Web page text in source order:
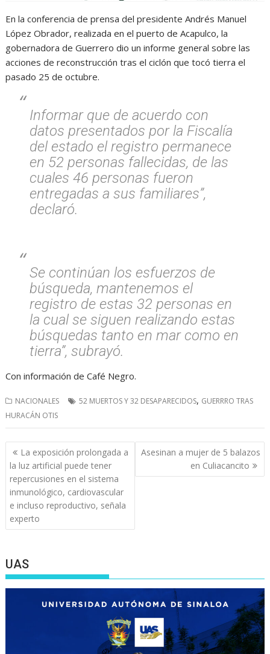
En la conferencia de prensa del presidente Andrés Manuel
López Obrador, realizada en el puerto de Acapulco, la
gobernadora de Guerrero dio un informe general sobre las
acciones de reconstrucción tras el ciclón que tocó tierra el
pasado 25 de octubre.
Informar que de acuerdo con
datos presentados por la Fiscalía
del estado el registro permanece
en 52 personas fallecidas, de las
cuales 46 personas fueron
entregadas a sus familiares”,
declaró.
Se continúan los esfuerzos de
búsqueda, mantenemos el
registro de estas 32 personas en
la cual se siguen realizando estas
búsquedas tanto en mar como en
tierra”, subrayó.
Con información de Café Negro.
NACIONALES 52 MUERTOS Y 32 DESAPARECIDOS, GUERRRO TRAS
HURACÁN OTIS
Navegación
de
entradas
La exposición prolongada a
la luz artificial puede tener
repercusiones en el sistema
inmunológico, cardiovascular
e incluso reproductivo, señala
experto
Asesinan a mujer de 5 balazos
en Culiacancito
UAS